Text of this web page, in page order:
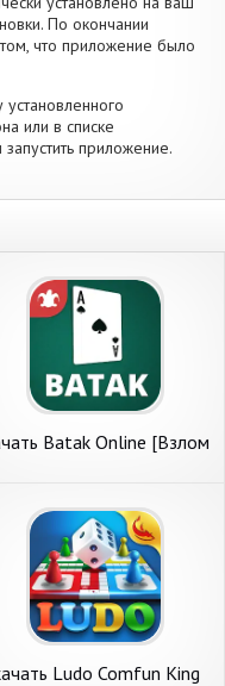
По окончании
что приложение было
или в списке
приложение.
Batak Online [Взлом
Ludo Comfun King